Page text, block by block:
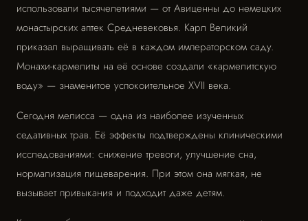
использовали тысячелетиями — от Авиценны до немецких
монастырских аптек Средневековья. Карл Великий
приказал выращивать её в каждом императорском саду.
Монахи-кармелиты на её основе создали «кармелитскую
воду» — знаменитое успокоительное XVII века.
Сегодня мелисса — одна из наиболее изученных
седативных трав. Её эффекты подтверждены клиническими
исследованиями: снижение тревоги, улучшение сна,
нормализация пищеварения. При этом она мягкая, не
вызывает привыкания и подходит даже детям.